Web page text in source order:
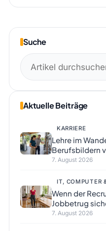
Suche
Suchen
nach:
Aktuelle Beiträge
KARRIERE
Lehre im
Berufsbildern
7. August 2026
IT, COMPUTER
Wenn der
Jobbetrug
7. August 2026